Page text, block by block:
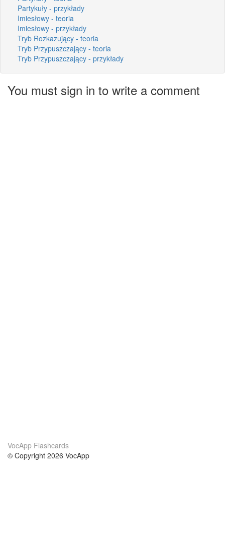
Partykuły - przykłady
Imiesłowy - teoria
Imiesłowy - przykłady
Tryb Rozkazujący - teoria
Tryb Przypuszczający - teoria
Tryb Przypuszczający - przykłady
You must sign in to write a comment
VocApp Flashcards
© Copyright 2026 VocApp